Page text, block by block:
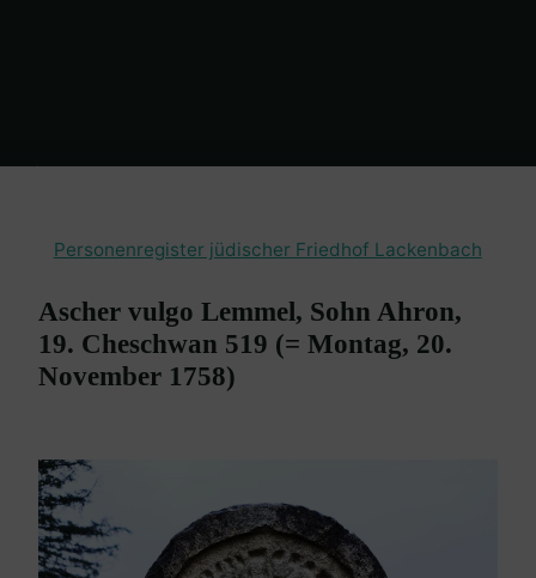
Home
Personenregister jüdischer Friedhof Lackenbach
Ascher vulgo Lemmel, Sohn Ahron,
19. Cheschwan 519 (= Montag, 20.
November 1758)